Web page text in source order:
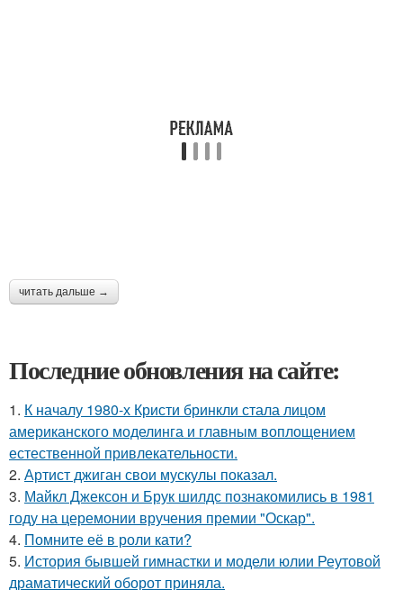
читать дальше →
Последние обновления на сайте:
1. К началу 1980-х Кристи бринкли стала лицом
американского моделинга и главным воплощением
естественной привлекательности.
2. Артист джиган свои мускулы показал.
3. Майкл Джексон и Брук шилдс познакомились в 1981
году на церемонии вручения премии "Оскар".
4. Помните её в роли кати?
5. История бывшей гимнастки и модели юлии Реутовой
драматический оборот приняла.